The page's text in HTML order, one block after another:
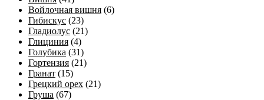
Войлочная вишня (6)
Гибискус (23)
Гладиолус (21)
Глициния (4)
Голубика (31)
Гортензия (21)
Гранат (15)
Грецкий орех (21)
Груша (67)